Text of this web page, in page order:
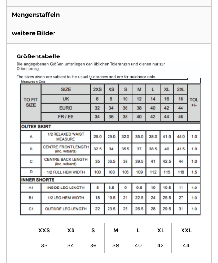
Mengenstaffeln
weitere Bilder
Größentabelle
XXS XS S M L XL XXL
32 34 36 38 40 42 44